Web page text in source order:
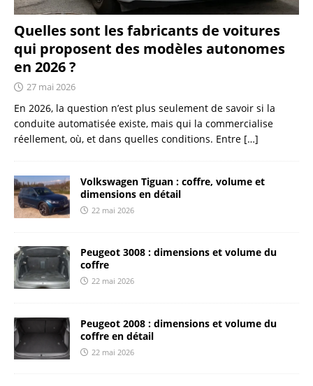
Quelles sont les fabricants de voitures
qui proposent des modèles autonomes
en 2026 ?
27 mai 2026
En 2026, la question n’est plus seulement de savoir si la
conduite automatisée existe, mais qui la commercialise
réellement, où, et dans quelles conditions. Entre […]
Volkswagen Tiguan : coffre, volume et
dimensions en détail
22 mai 2026
Peugeot 3008 : dimensions et volume du
coffre
22 mai 2026
Peugeot 2008 : dimensions et volume du
coffre en détail
22 mai 2026